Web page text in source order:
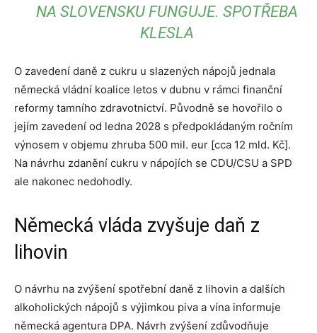
NA SLOVENSKU FUNGUJE. SPOTŘEBA
KLESLA
O zavedení daně z cukru u slazených nápojů jednala
německá vládní koalice letos v dubnu v rámci finanční
reformy tamního zdravotnictví. Původně se hovořilo o
jejím zavedení od ledna 2028 s předpokládaným ročním
výnosem v objemu zhruba 500 mil. eur [cca 12 mld. Kč].
Na návrhu zdanění cukru v nápojích se CDU/CSU a SPD
ale nakonec nedohodly.
Německá vláda zvyšuje daň z
lihovin
O návrhu na zvýšení spotřební daně z lihovin a dalších
alkoholických nápojů s výjimkou piva a vína informuje
německá agentura DPA. Návrh zvýšení zdůvodňuje